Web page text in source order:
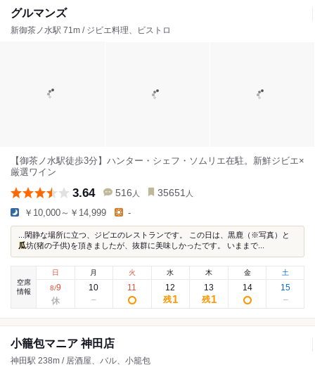
グルマンズ
新御茶ノ水駅 71m / ジビエ料理、ビストロ
【御茶ノ水駅徒歩3分】ハンター・シェフ・ソムリエ在駐。新鮮ジビエ×
厳選ワイン
3.64 516 人 35651 人
￥10,000～￥14,999 -
...閑静な場所に立つ、ジビエのレストランです。 この日は、黒鹿（※写真）と
瓜坊(猪の子供)を頂きましたが、抜群に美味しかったです。 いままで...
空席
情報
日
8/9
月
10
火
11
水
12
残1
木
13
残1
金
14
土
15
小籠包マニア 神田店
神田駅 238m / 居酒屋、バル、小籠包